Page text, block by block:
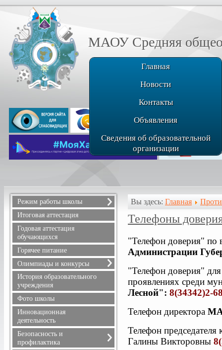
МАОУ Средняя
Главная
Новости
Контакты
Объявления
Сведения об образовательной
организации
Режим работы школы
Расписание звонков
Расписание уроков
Режим питания
Итоговая аттестация
Годовая аттестация
обучающихся
Горячее питание
Олимпиады и конкурсы
Всероссийская олимпиада
школьников
Положения олимпиад и
конкурсов, результаты
История образовательного
учреждения
Фото школы
Инновационная
деятельность
Безопасность и
профилактика
Вы здесь: Главная
Телефоны
"Телефон доверия" по
Администрации
"Телефон доверия"
проявлениях среди
Лесной": 8(34342)2-
Телефон директора
Телефон
Галины Викторовны